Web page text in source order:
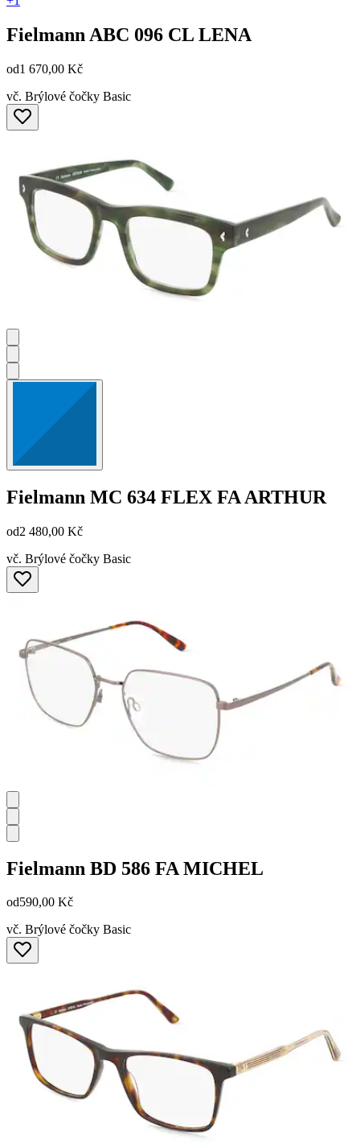
Fielmann ABC 096 CL LENA
od1 670,00 Kč
vč. Brýlové čočky Basic
Fielmann MC 634 FLEX FA ARTHUR
od2 480,00 Kč
vč. Brýlové čočky Basic
Fielmann BD 586 FA MICHEL
od590,00 Kč
vč. Brýlové čočky Basic